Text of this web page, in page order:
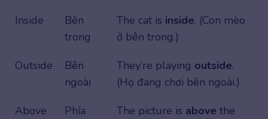
Inside
Bên
trong
The cat is inside. (Con mèo
ở bên trong.)
Outside
Bên
ngoài
They’re playing outside.
(Họ đang chơi bên ngoài.)
Above
Phía
The picture is above the